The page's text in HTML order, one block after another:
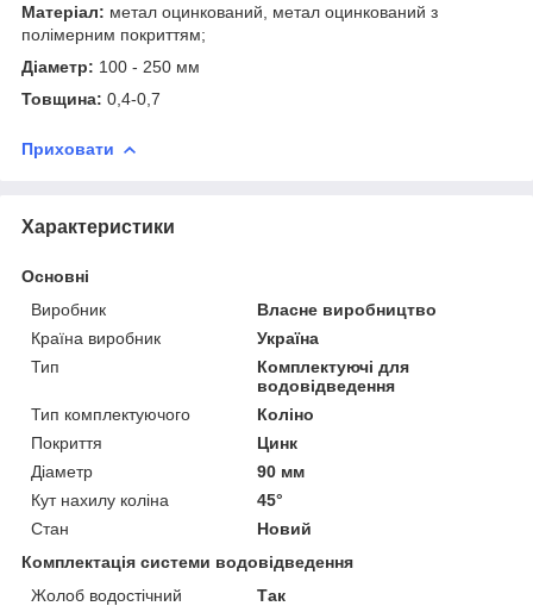
Матеріал: метал оцинкований, метал оцинкований з
полімерним покриттям;
Діаметр: 100 - 250 мм
Товщина: 0,4-0,7
Приховати
Характеристики
Основні
Виробник
Власне виробництво
Країна виробник
Україна
Тип
Комплектуючі для
водовідведення
Тип комплектуючого
Коліно
Покриття
Цинк
Діаметр
90 мм
Кут нахилу коліна
45°
Стан
Новий
Комплектація системи водовідведення
Жолоб водостічний
Так